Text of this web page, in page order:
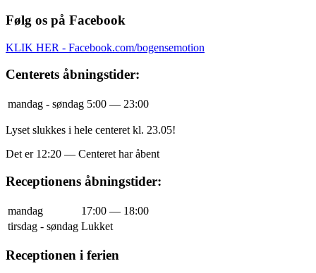
Følg os på Facebook
KLIK HER - Facebook.com/bogensemotion
Centerets åbningstider:
mandag - søndag 5:00 — 23:00
Lyset slukkes i hele centeret kl. 23.05!
Det er12:20 — Centeret har åbent
Receptionens åbningstider:
mandag
17:00 — 18:00
tirsdag - søndag Lukket
Receptionen i ferien